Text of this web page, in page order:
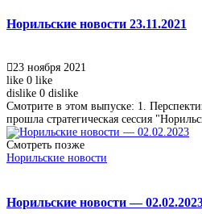
Норильские новости 23.11.2021
23 ноября 2021
like 0 like
dislike 0 dislike
Смотрите в этом выпуске: 1.
прошла стратегическая сессия
Смотреть позже
Норильские новости
Норильские новости —